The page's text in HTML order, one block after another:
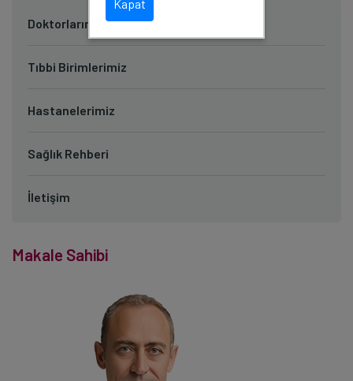
Kapat
Doktorlarımız
Tıbbi Birimlerimiz
Hastanelerimiz
Sağlık Rehberi
İletişim
Makale Sahibi